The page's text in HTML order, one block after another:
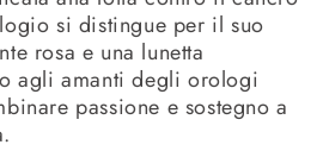
si distingue per il suo
rosa e una lunetta
agli amanti degli orologi
passione e sostegno a